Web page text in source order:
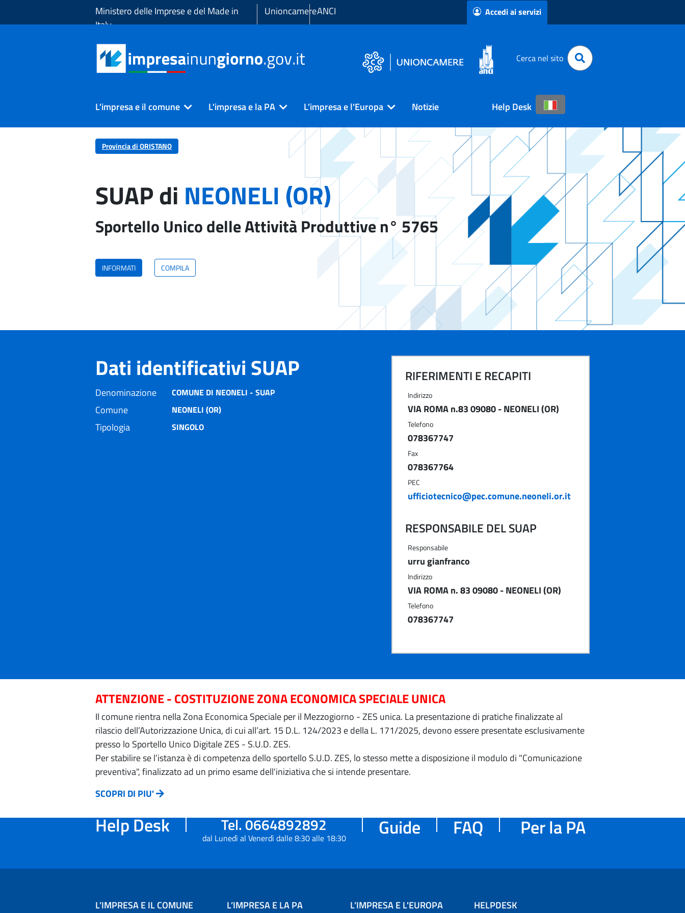
Ministero delle Imprese e del Made in
Italy
UnioncamereANCI Accedi ai servizi
Cerca nel sito
L'impresa e il comune L'impresa e la PA L'impresa e l'Europa Notizie Help Desk
Provincia di ORISTANO
SUAP di NEONELI (OR)
Sportello Unico delle Attività Produttive n° 5765
INFORMATI COMPILA
Dati identificativi SUAP
Denominazione COMUNE DI NEONELI - SUAP
Comune NEONELI (OR)
Tipologia SINGOLO
RIFERIMENTI E RECAPITI
Indirizzo
VIA ROMA n.83 09080 - NEONELI (OR)
Telefono
078367747
Fax
078367764
PEC
ufficiotecnico@pec.comune.neoneli.or.it
RESPONSABILE DEL SUAP
Responsabile
urru gianfranco
Indirizzo
VIA ROMA n. 83 09080 - NEONELI (OR)
Telefono
078367747
ATTENZIONE - COSTITUZIONE ZONA ECONOMICA SPECIALE UNICA
Il comune rientra nella Zona Economica Speciale per il Mezzogiorno - ZES unica. La presentazione di pratiche finalizzate al
rilascio dell’Autorizzazione Unica, di cui all’art. 15 D.L. 124/2023 e della L. 171/2025, devono essere presentate esclusivamente
presso lo Sportello Unico Digitale ZES - S.U.D. ZES.
Per stabilire se l’istanza è di competenza dello sportello S.U.D. ZES, lo stesso mette a disposizione il modulo di "Comunicazione
preventiva", finalizzato ad un primo esame dell'iniziativa che si intende presentare.
SCOPRI DI PIU'
Help Desk Tel. 0664892892
dal Lunedì al Venerdì dalle 8:30 alle 18:30 Guide FAQ Per la PA
L’IMPRESA E IL COMUNE L’IMPRESA E LA PA L’IMPRESA E L'EUROPA HELPDESK